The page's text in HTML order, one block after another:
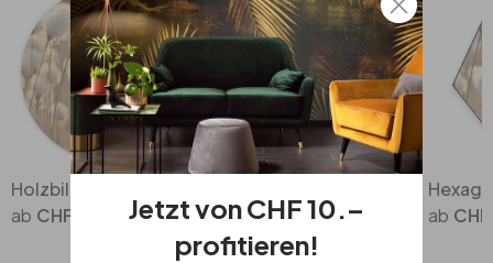
CHF 64.90
CHF 104.00
Jetzt von CHF 10.–
profitieren!